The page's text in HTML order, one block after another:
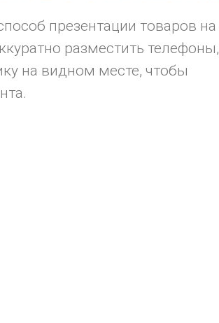
презентации товаров на
разместить телефоны,
на видном месте, чтобы